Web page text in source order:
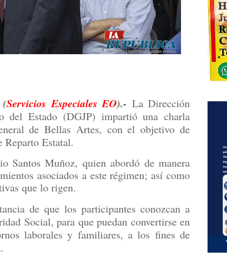
(Servicios Especiales EO).- La Dirección
del Estado (DGJP) impartió una charla
de Bellas Artes, con el objetivo de
Reparto Estatal.
Santos Muñoz, quien abordó de manera
asociados a este régimen; así como
que lo rigen.
de que los participantes conozcan a
Social, para que puedan convertirse en
laborales y familiares, a los fines de